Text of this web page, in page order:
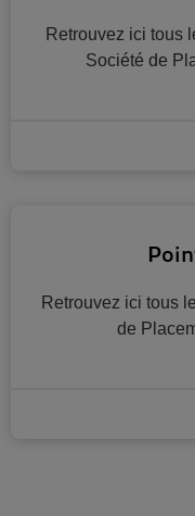
Retrouvez ici tous
Société de
Retrouvez ici tous
de